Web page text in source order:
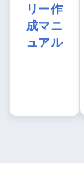
リー作
成マニ
ュアル